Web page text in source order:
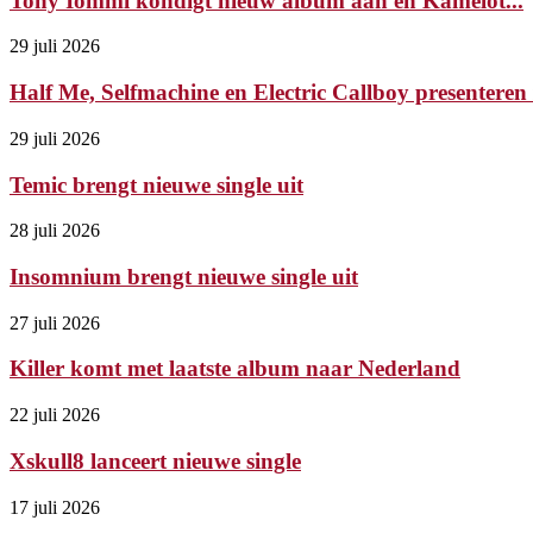
29 juli 2026
Half Me, Selfmachine en Electric Callboy presenteren
29 juli 2026
Temic brengt nieuwe single uit
28 juli 2026
Insomnium brengt nieuwe single uit
27 juli 2026
Killer komt met laatste album naar Nederland
22 juli 2026
Xskull8 lanceert nieuwe single
17 juli 2026